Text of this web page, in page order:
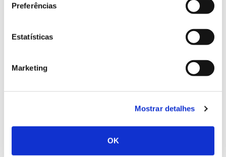
Preferências
Estatísticas
Marketing
Mostrar detalhes
OK
Registar galhas de Trichi em acácia-das-espigas:
cidadãos chamados a ajudar
Natureza e florestas procuram jovens voluntários